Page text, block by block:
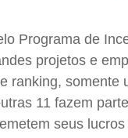
Programa de
projetos e
ranking, somente
11 fazem
seus